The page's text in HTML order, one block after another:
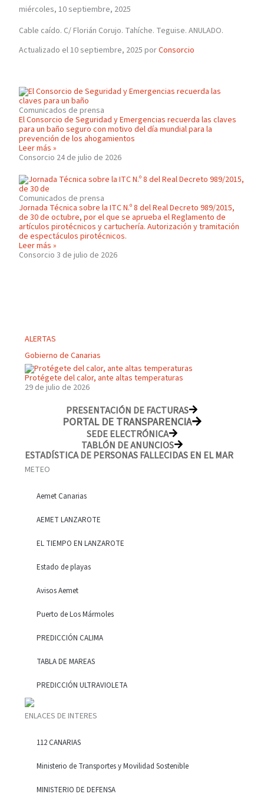
miércoles, 10 septiembre, 2025
Cable caído. C/ Florián Corujo. Tahíche. Teguise. ANULADO.
Actualizado el 10 septiembre, 2025 porConsorcio
Comunicados de prensa
El Consorcio de Seguridad y Emergencias recuerda las claves
para un baño seguro con motivo del día mundial para la
prevención de los ahogamientos
Leer más »
Consorcio 24 de julio de 2026
Comunicados de prensa
Jornada Técnica sobre la ITC N.º 8 del Real Decreto 989/2015,
de 30 de octubre, por el que se aprueba el Reglamento de
artículos pirotécnicos y cartuchería. Autorización y tramitación
de espectáculos pirotécnicos.
Leer más »
Consorcio 3 de julio de 2026
ALERTAS
Gobierno de Canarias
Protégete del calor, ante altas temperaturas
29 de julio de 2026
PRESENTACIÓN DE FACTURAS
PORTAL DE TRANSPARENCIA
SEDE ELECTRÓNICA
TABLÓN DE ANUNCIOS
ESTADÍSTICA DE PERSONAS FALLECIDAS EN EL MAR
METEO
Aemet Canarias
AEMET LANZAROTE
EL TIEMPO EN LANZAROTE
Estado de playas
Avisos Aemet
Puerto de Los Mármoles
PREDICCIÓN CALIMA
TABLA DE MAREAS
PREDICCIÓN ULTRAVIOLETA
ENLACES DE INTERES
112 CANARIAS
Ministerio de Transportes y Movilidad Sostenible
MINISTERIO DE DEFENSA